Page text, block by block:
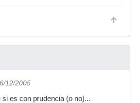
12/2005
si es con prudencia (o no)...